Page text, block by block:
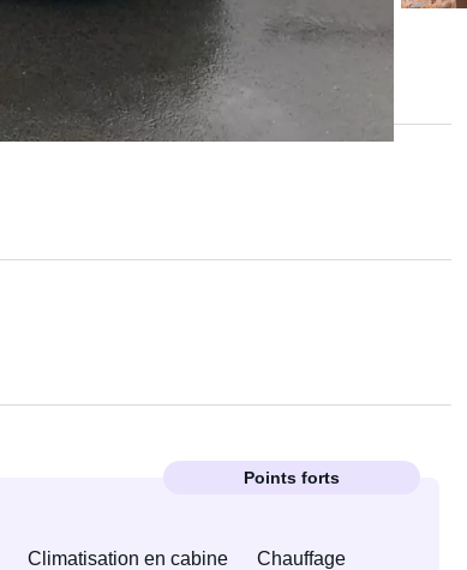
Points forts
Climatisation en cabine
Chauffage